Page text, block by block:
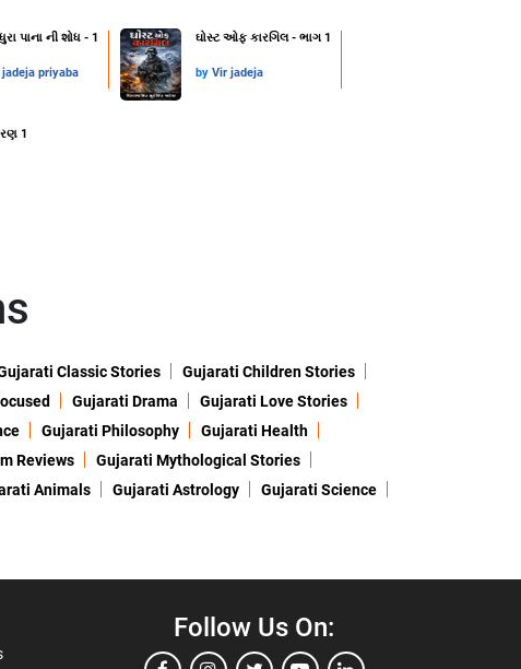
પાના ની શોધ - 1
jadeja priyaba
ઘોસ્ટ ઓફ કારગિલ - ભાગ 1
by Vir jadeja
1
Classic Stories
Gujarati Children Stories
Gujarati Drama
Gujarati Love Stories
Gujarati Philosophy
Gujarati Health
Reviews
Gujarati Mythological Stories
Animals Gujarati Astrology
Gujarati Science
Follow Us On: